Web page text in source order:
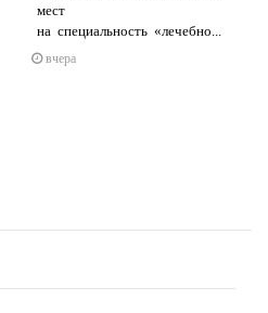
мест
на специальность «лечебно...
вчера